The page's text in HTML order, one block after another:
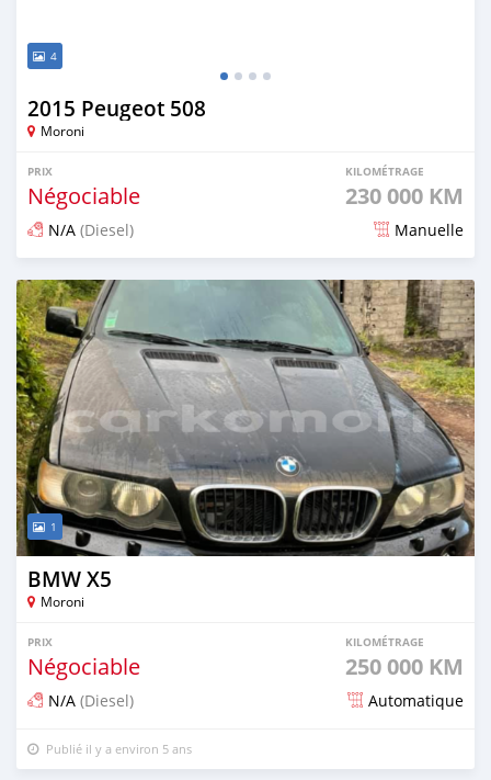
4
2015 Peugeot 508
Moroni
PRIX
Négociable
KILOMÉTRAGE
230 000 KM
N/A (Diesel) Manuelle
Publié il y a environ 5 ans
1
BMW X5
Moroni
PRIX
Négociable
KILOMÉTRAGE
250 000 KM
N/A (Diesel) Automatique
Publié il y a environ 5 ans